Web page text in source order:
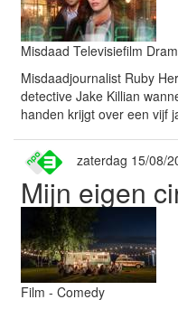
Misdaad Televisiefilm
Misdaadjournalist Ruby
detective Jake Killian
handen krijgt over een vijf
zaterdag 15/08/
Mijn eigen
Film - Comedy